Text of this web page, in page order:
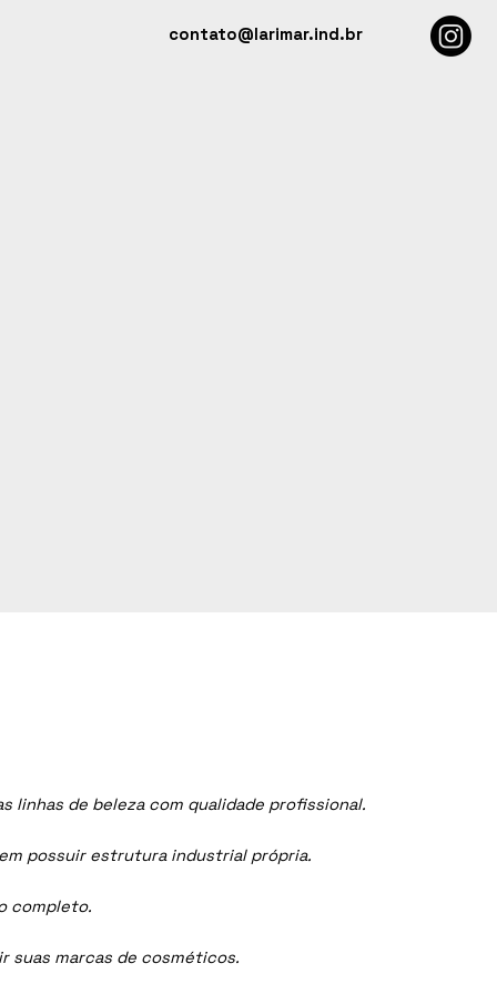
contato@larimar.ind.br
linhas de beleza com qualidade profissional.
possuir estrutura industrial própria.
completo.
suas marcas de cosméticos.